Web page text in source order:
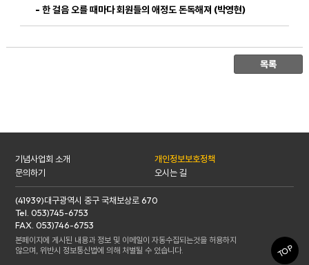
- 한 걸음 오를 때마다 회원들의 애정도 돈독해져 (박영현)
기념사업회 소개
개인정보보호정책
문의하기
오시는 길
(41939)대구광역시 중구 국채보상로 670
Tel. 053)745-6753
FAX. 053)746-6753
본페이지에 게시된 내용과 정보 및 이메일이 자동수집되는것을 허용하지
않으며, 위반시 정보통신법에 의해 처벌될 수 있습니다.
TOP